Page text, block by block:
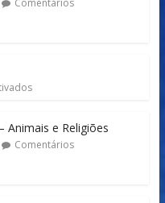
Comentários
Animais e Religiões
Comentários